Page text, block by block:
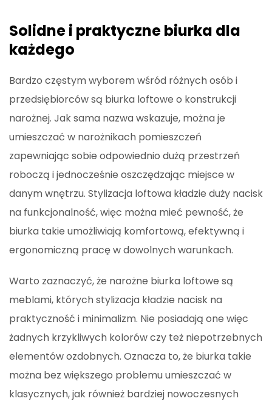
Solidne i praktyczne biurka dla
każdego
Bardzo częstym wyborem wśród różnych osób i
przedsiębiorców są biurka loftowe o konstrukcji
narożnej. Jak sama nazwa wskazuje, można je
umieszczać w narożnikach pomieszczeń
zapewniając sobie odpowiednio dużą przestrzeń
roboczą i jednocześnie oszczędzając miejsce w
danym wnętrzu. Stylizacja loftowa kładzie duży nacisk
na funkcjonalność, więc można mieć pewność, że
biurka takie umożliwiają komfortową, efektywną i
ergonomiczną pracę w dowolnych warunkach.
Warto zaznaczyć, że narożne biurka loftowe są
meblami, których stylizacja kładzie nacisk na
praktyczność i minimalizm. Nie posiadają one więc
żadnych krzykliwych kolorów czy też niepotrzebnych
elementów ozdobnych. Oznacza to, że biurka takie
można bez większego problemu umieszczać w
klasycznych, jak również bardziej nowoczesnych